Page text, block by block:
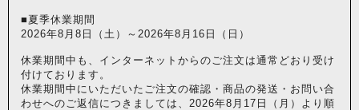
■夏季休業期間
2026年8月8日（土）～2026年8月16日（日）
休業期間中も、インターネットからのご注文は通常どおり受け
付けております。
休業期間中にいただいたご注文の確認・商品の発送・お問い合
わせへのご返信につきましては、2026年8月17日（月）より順